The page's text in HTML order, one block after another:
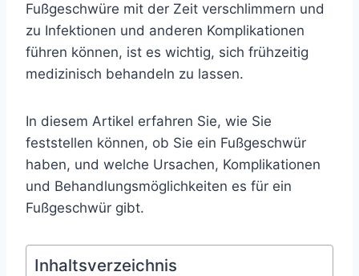
Fußgeschwüre mit der Zeit verschlimmern und
zu Infektionen und anderen Komplikationen
führen können, ist es wichtig, sich frühzeitig
medizinisch behandeln zu lassen.
In diesem Artikel erfahren Sie, wie Sie
feststellen können, ob Sie ein Fußgeschwür
haben, und welche Ursachen, Komplikationen
und Behandlungsmöglichkeiten es für ein
Fußgeschwür gibt.
Inhaltsverzeichnis